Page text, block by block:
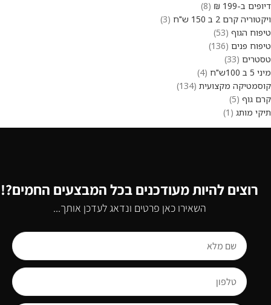
דיופים ב-199 ₪
8
ויקטוריה קרם 2 ב 150 ש"ח
3
טיפוח הגוף 53
טיפוח פנים 136
טסטרים 33
מיני 5 ב 100ש"ח
4
קוסמטיקה מקצועית 134
קרם גוף 5
תיקי מותג
1
רוצים להיות מעודכנים בכל המבצעים החמים?!
השאירו כאן פרטים ונדאג לעדכן אותך...